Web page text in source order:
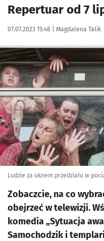
Repertuar od 7
Data publikacji:
07.07.2023 15:48 | Autor:
Magdalena Talik
Kliknij, aby powiększyć
Ludzie za oknem przedziału w
Zobaczcie, na co
obejrzeć w telewizji.
komedia „Sytuacja
Samochodzik i